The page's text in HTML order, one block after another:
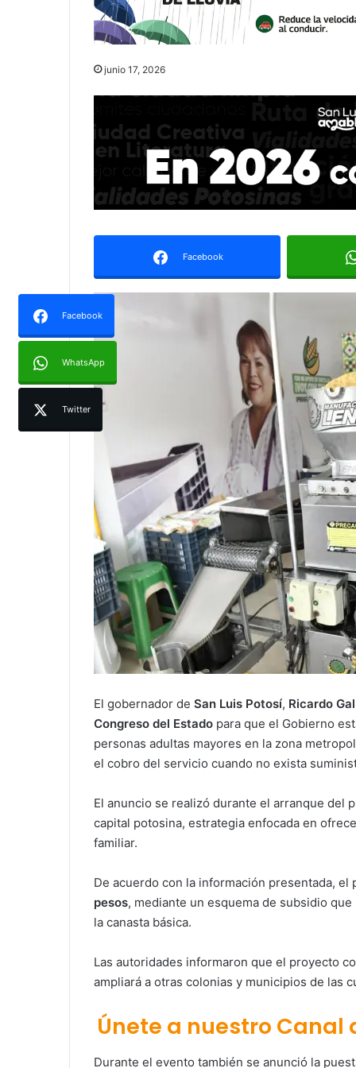
junio 17, 2026
Facebook
Facebook
WhatsApp
Twitter
El gobernador de San Luis Potosí, Ricardo
Congreso del Estado para que el Gobierno
personas adultas mayores en la zona
el cobro del servicio cuando no exista
El anuncio se realizó durante el arranque del
capital potosina, estrategia enfocada en
familiar.
De acuerdo con la información presentada,
pesos, mediante un esquema de subsidio
la canasta básica.
Las autoridades informaron que el proyecto
ampliará a otras colonias y municipios de las
Únete a nuestro Canal
Durante el evento también se anunció la